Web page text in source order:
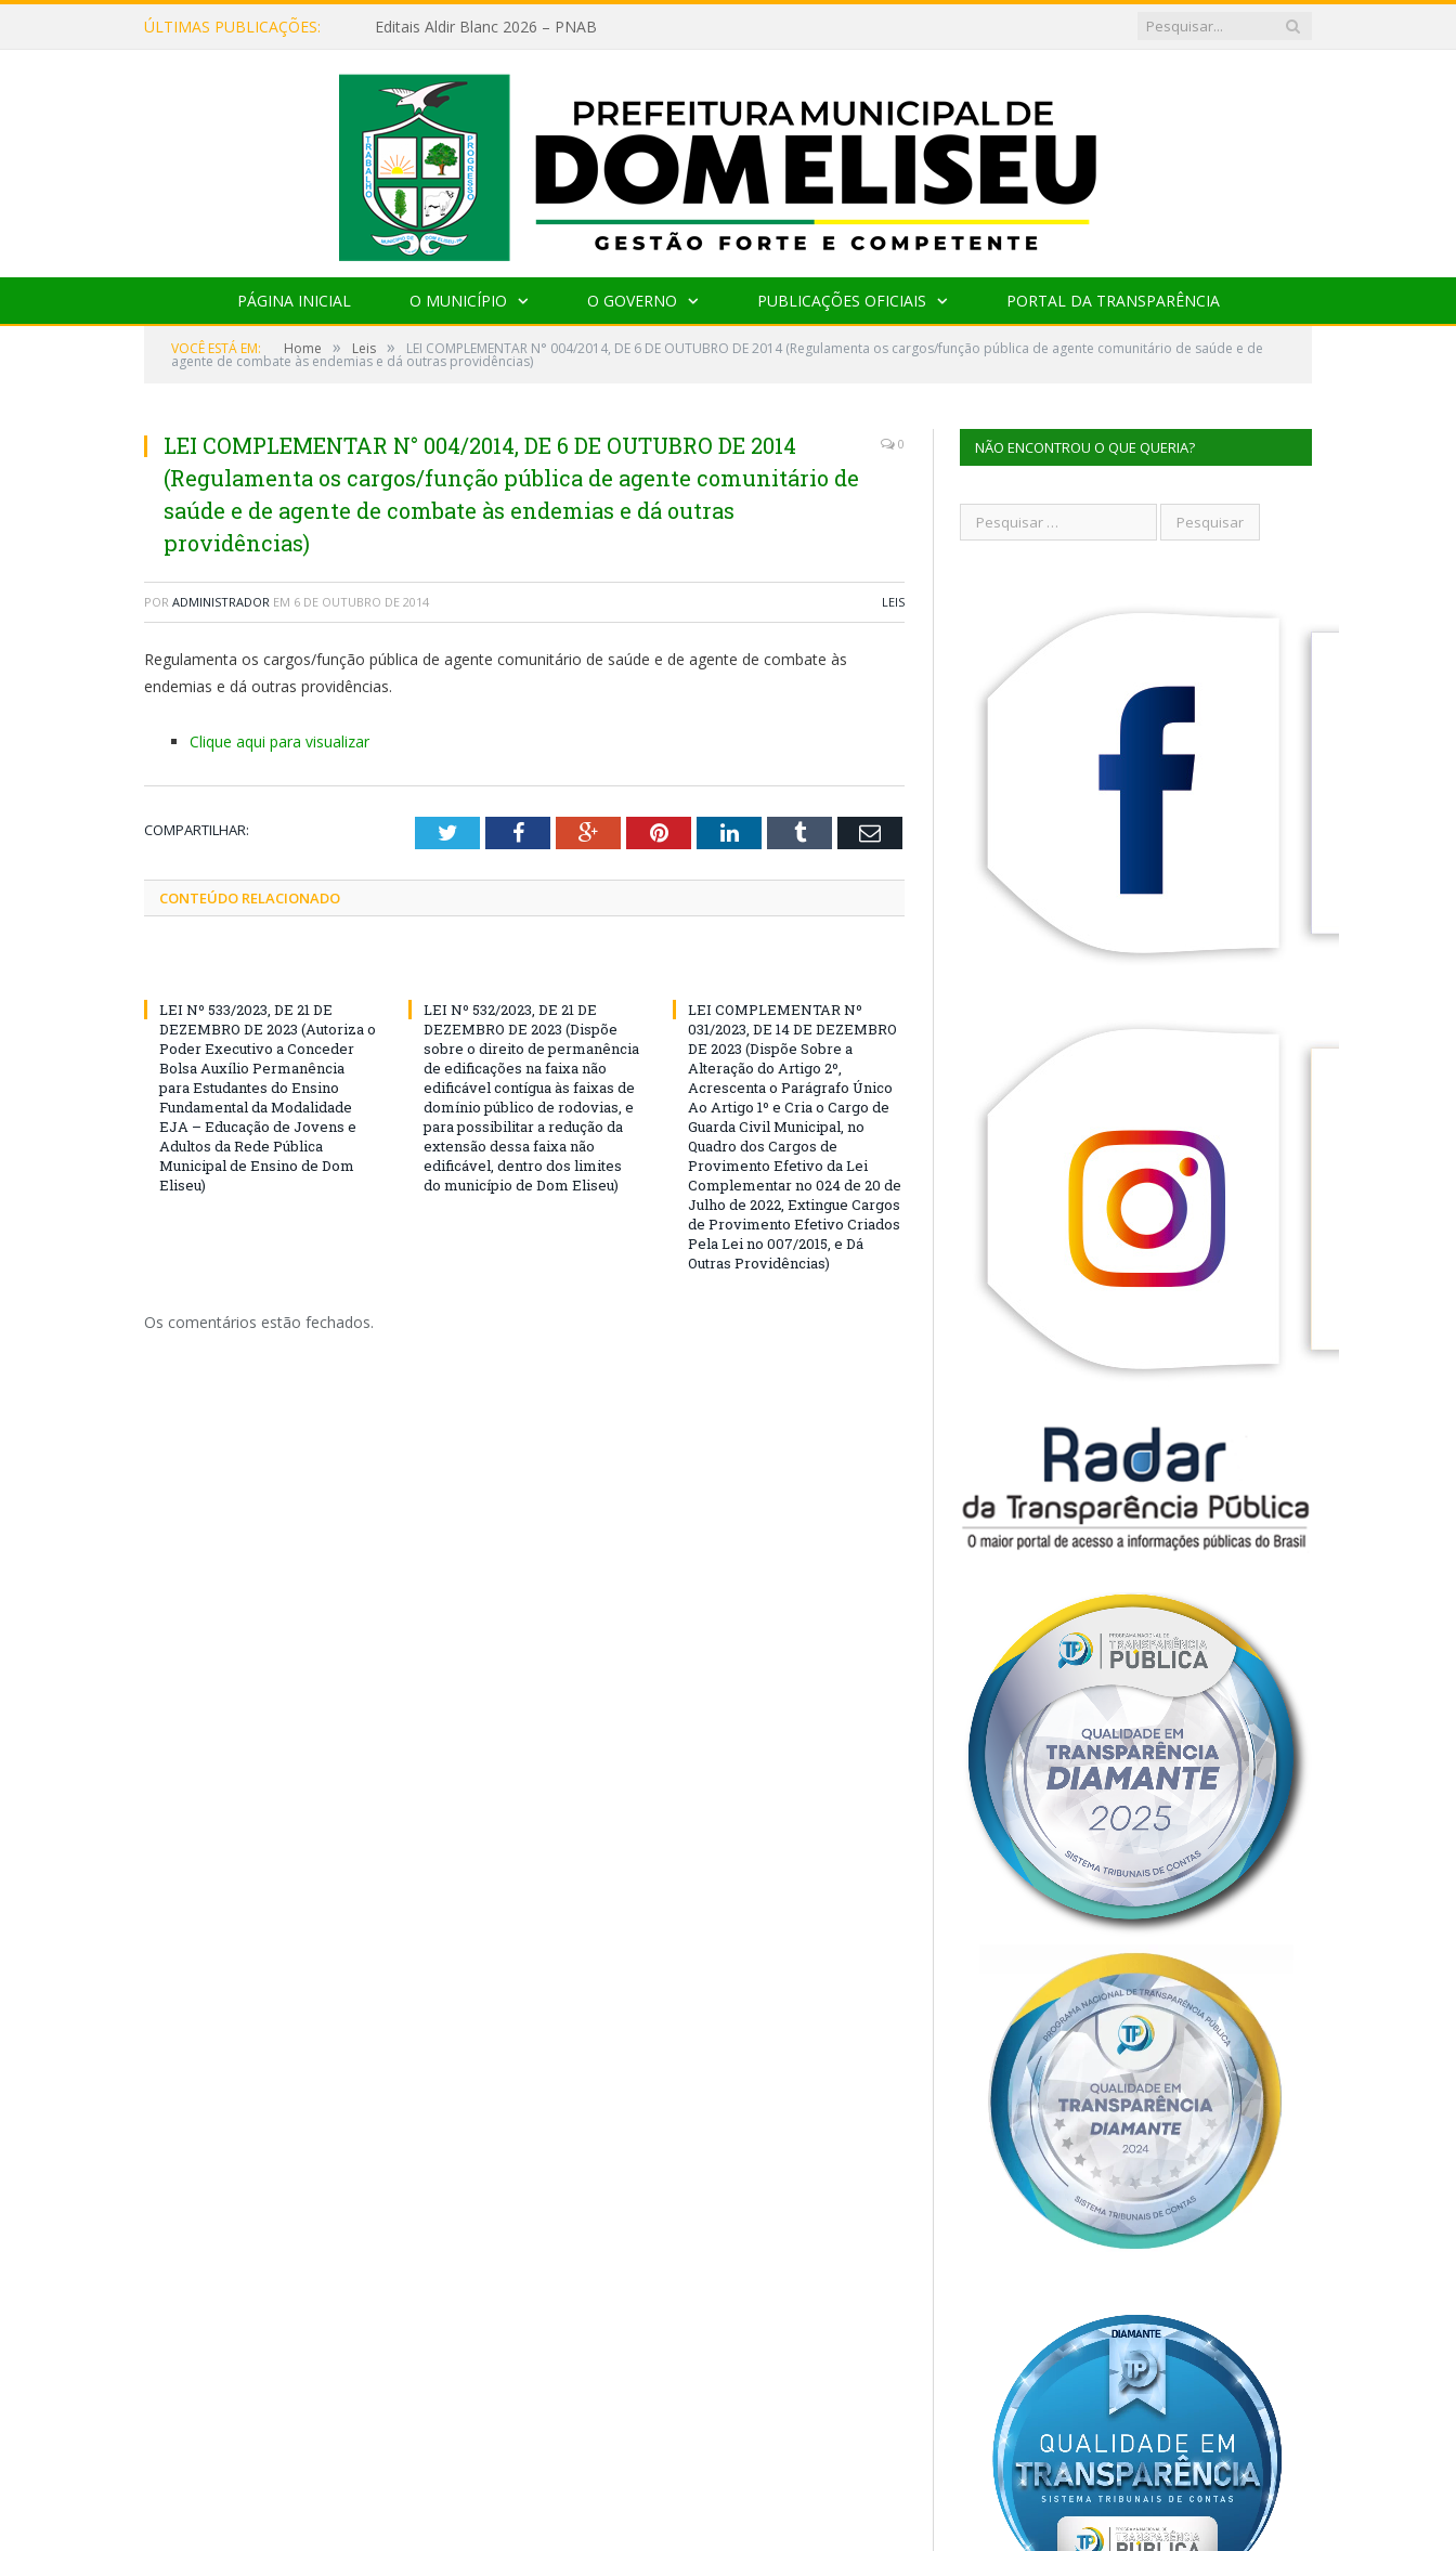
ÚLTIMAS PUBLICAÇÕES: Editais Aldir Blanc 2026 – PNAB
PÁGINA INICIAL O MUNICÍPIO O GOVERNO PUBLICAÇÕES OFICIAIS PORTAL DA TRANSPARÊNCIA
VOCÊ ESTÁ EM: Home » Leis » LEI COMPLEMENTAR N° 004/2014, DE 6 DE OUTUBRO DE 2014 (Regulamenta os cargos/função pública de agente comunitário de saúde e de
agente de combate às endemias e dá outras providências)
LEI COMPLEMENTAR N° 004/2014, DE 6 DE OUTUBRO DE 2014
(Regulamenta os cargos/função pública de agente comunitário de
saúde e de agente de combate às endemias e dá outras
providências)
0
POR ADMINISTRADOR EM 6 DE OUTUBRO DE 2014 LEIS
Regulamenta os cargos/função pública de agente comunitário de saúde e de agente de combate às
endemias e dá outras providências.
Clique aqui para visualizar
COMPARTILHAR: TwitterFacebookGoogle+PinterestLinkedInTumblr Email
CONTEÚDO RELACIONADO
LEI Nº 533/2023, DE 21 DE
DEZEMBRO DE 2023 (Autoriza o
Poder Executivo a Conceder
Bolsa Auxílio Permanência
para Estudantes do Ensino
Fundamental da Modalidade
EJA – Educação de Jovens e
Adultos da Rede Pública
Municipal de Ensino de Dom
Eliseu)
LEI Nº 532/2023, DE 21 DE
DEZEMBRO DE 2023 (Dispõe
sobre o direito de permanência
de edificações na faixa não
edificável contígua às faixas de
domínio público de rodovias, e
para possibilitar a redução da
extensão dessa faixa não
edificável, dentro dos limites
do município de Dom Eliseu)
LEI COMPLEMENTAR Nº
031/2023, DE 14 DE DEZEMBRO
DE 2023 (Dispõe Sobre a
Alteração do Artigo 2º,
Acrescenta o Parágrafo Único
Ao Artigo 1º e Cria o Cargo de
Guarda Civil Municipal, no
Quadro dos Cargos de
Provimento Efetivo da Lei
Complementar no 024 de 20 de
Julho de 2022, Extingue Cargos
de Provimento Efetivo Criados
Pela Lei no 007/2015, e Dá
Outras Providências)
Os comentários estão fechados.
NÃO ENCONTROU O QUE QUERIA?